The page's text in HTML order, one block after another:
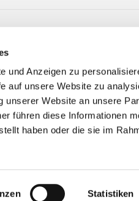
und Anzeigen zu
auf unsere Website zu
unserer Website an unsere
führen diese Informationen
haben oder die sie im
Statistiken